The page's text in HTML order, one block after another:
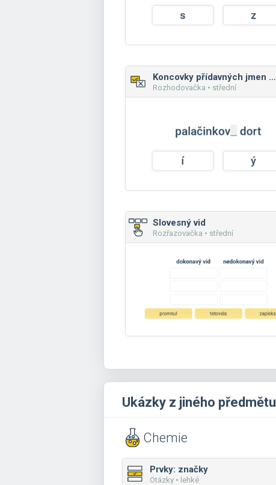
Koncovky přídavných jmen (jarní/mladý)
Rozhodovačka • střední
Slovesný vid
Rozřazovačka • střední
Ukázky z jiného předmětu
Chemie
Prvky: značky
Otázky • lehké